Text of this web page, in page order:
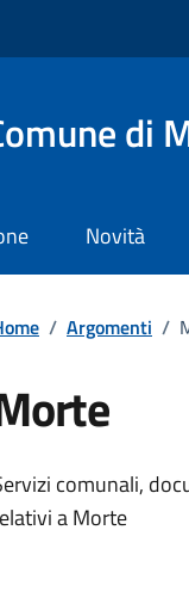
di
Novità
/ Argomenti /
comunali,
a Morte